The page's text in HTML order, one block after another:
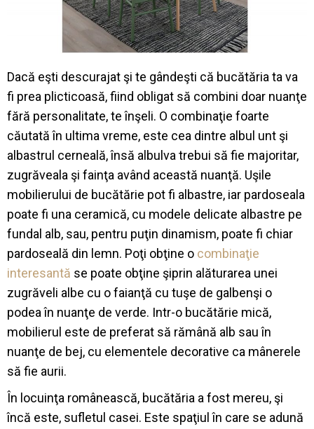
Dacă eşti descurajat şi te gândeşti că bucătăriatava
fi prea plicticoasă,fiind obligat să combini doar nuanţe
fără personalitate,te înşeli. O combinaţie foarte
căutată în ultimavreme, este cea dintre albul unt şi
albastrul cerneal ă,însă albul vatrebui să fie majoritar,
zugrăveala şi fainţa având această nuanţă. Uşile
mobilierului de bucătărie pot fi albastre, iar pardoseala
poate fi una ceramică, cu modele delicate albastre pe
fundal alb, sau, pentru puţin dinamism, poate fi chiar
pardoseal ă din lemn. Poţi obţine o combinaţie
interesantă se poate obţine şiprin al ăturarea unei
zugrăveli albe cu ofaianţă cu tuşe de galbenşi o
podeaîn nuanţe de verde. Intr-o bucătărie mică,
mobilierul este de preferat să rămână alb sau în
nuanţe de bej, cu elementele decorative ca mânerele
să fie aurii.
În locuinţa românească, bucătăria afost mereu, şi
încă este, sufletul casei. Este spaţiul în care se adună